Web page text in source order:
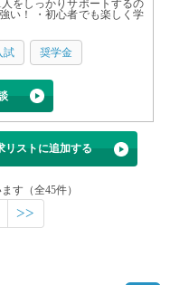
をしっかりサポートするの
い！ ・初心者でも楽しく学
試 奨学金
リストに追加する
す（全45件）
>>